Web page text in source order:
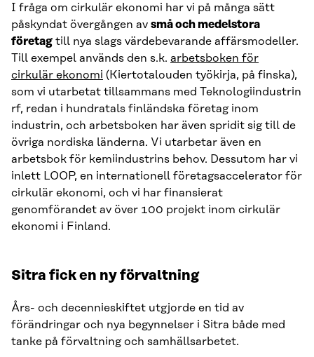
I fråga om cirkulär ekonomi har vi på många sätt
påskyndat övergången av små och medelstora
företag till nya slags värdebevarande affärsmodeller.
Till exempel används den s.k. arbetsboken för
cirkulär ekonomi (Kiertotalouden työkirja, på finska),
som vi utarbetat tillsammans med Teknologiindustrin
rf, redan i hundratals finländska företag inom
industrin, och arbetsboken har även spridit sig till de
övriga nordiska länderna. Vi utarbetar även en
arbetsbok för kemiindustrins behov. Dessutom har vi
inlett LOOP, en internationell företagsaccelerator för
cirkulär ekonomi, och vi har finansierat
genomförandet av över 100 projekt inom cirkulär
ekonomi i Finland.
Sitra fick en ny förvaltning
Års- och decennieskiftet utgjorde en tid av
förändringar och nya begynnelser i Sitra både med
tanke på förvaltning och samhällsarbetet.